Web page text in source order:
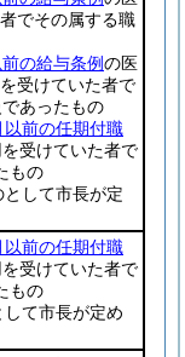
でその属する職
の給与条例の医
受けていた者で
あったもの
前の任期付職
受けていた者で
もの
して市長が定
前の任期付職
受けていた者で
もの
て市長が定め